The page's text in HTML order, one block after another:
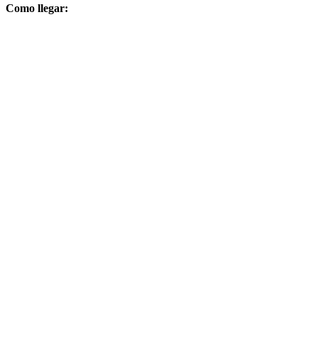
Como llegar: